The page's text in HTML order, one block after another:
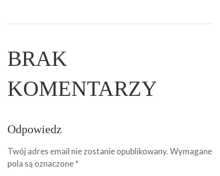
BRAK
KOMENTARZY
Odpowiedz
Twój adres email nie zostanie opublikowany.Wymagane
pola są oznaczone*